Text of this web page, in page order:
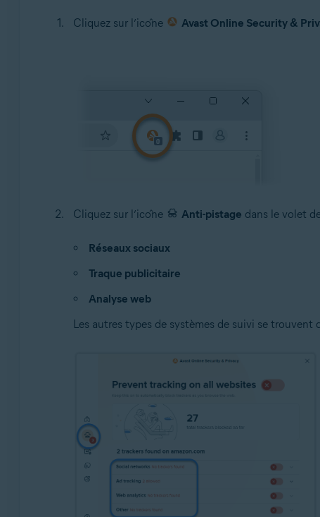
Cliquez sur l’icône Avast Online Security &
Cliquez sur l’icône Anti-pistage dans le volet
Réseaux sociaux
Traque publicitaire
Analyse web
Les autres types de systèmes de suivi se trouvent